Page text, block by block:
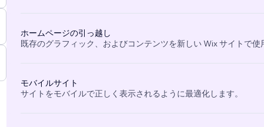
ホームページの引っ越し
既存のグラフィック、およびコンテンツを新しい Wix サイトで使
モバイルサイト
サイトをモバイルで正しく表示されるように最適化します。